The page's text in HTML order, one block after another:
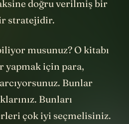
doğru verilmiş bir
stratejidir.
musunuz? O kitabı
yapmak için para,
Bunlar
Bunları
çok iyi seçmelisiniz.